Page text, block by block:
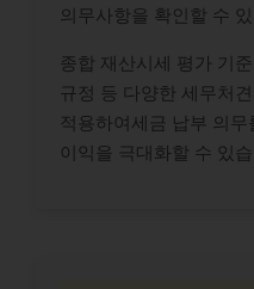
의무사항을 확인할 수 있
종합 재산시세 평가 기
규정 등 다양한 세무처
적용하여세금 납부 의
이익을 극대화할 수 있습